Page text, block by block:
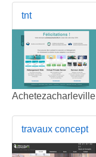
tnt
Achetezacharleville
travaux concept